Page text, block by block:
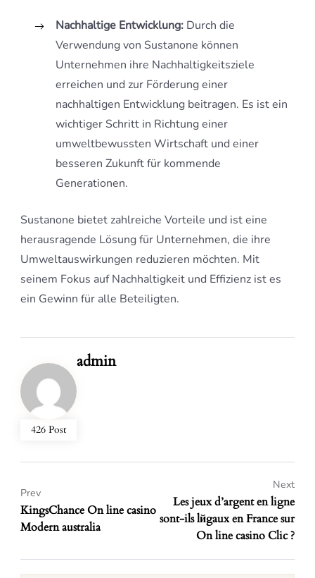
Nachhaltige Entwicklung: Durch die
Verwendung von Sustanone können
Unternehmen ihre Nachhaltigkeitsziele
erreichen und zur Förderung einer
nachhaltigen Entwicklung beitragen. Es ist ein
wichtiger Schritt in Richtung einer
umweltbewussten Wirtschaft und einer
besseren Zukunft für kommende
Generationen.
Sustanone bietet zahlreiche Vorteile und ist eine
herausragende Lösung für Unternehmen, die ihre
Umweltauswirkungen reduzieren möchten. Mit
seinem Fokus auf Nachhaltigkeit und Effizienz ist es
ein Gewinn für alle Beteiligten.
426 Post
admin
KingsChance On line casino
Modern australia
Prev
Les jeux d’argent en ligne
sont-ils lйgaux en France sur
On line casino Clic ?
Next